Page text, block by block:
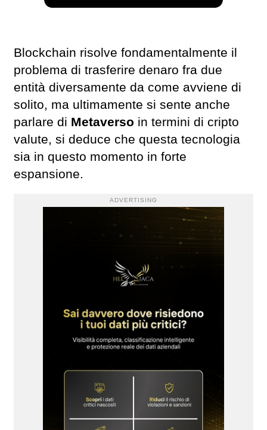
Blockchain risolve fondamentalmente il
problema di trasferire denaro fra due
entità diversamente da come avviene di
solito, ma ultimamente si sente anche
parlare di Metaverso in termini di cripto
valute, si deduce che questa tecnologia
sia in questo momento in forte
espansione.
ADVERTISING